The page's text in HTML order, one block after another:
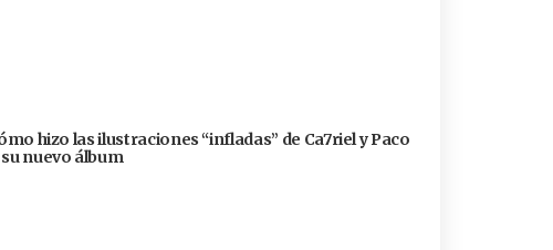
hizo las ilustraciones “infladas” de Ca7riel y Paco
nuevo álbum